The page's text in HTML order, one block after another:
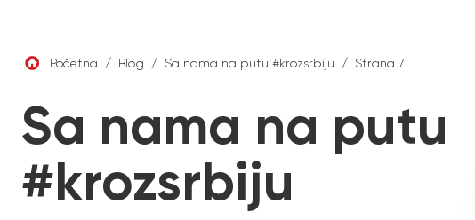
Početna / Blog / Sa nama na putu #krozsrbiju / Strana 7
Sa nama na putu
#krozsrbiju